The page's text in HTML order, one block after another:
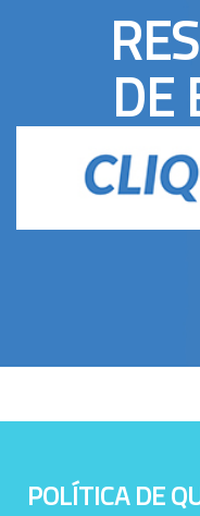
DE
POLÍTICA DE